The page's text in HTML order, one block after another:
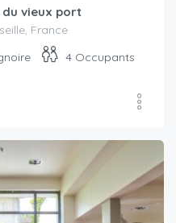
vieux port
France
4 Occupants